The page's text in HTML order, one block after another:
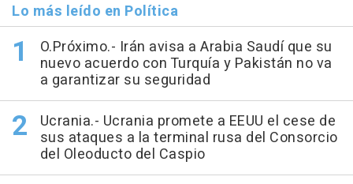
Lo más leído en Política
O.Próximo.- Irán avisa a Arabia Saudí que su
nuevo acuerdo con Turquía y Pakistán no va
a garantizar su seguridad
Ucrania.- Ucrania promete a EEUU el cese de
sus ataques a la terminal rusa del Consorcio
del Oleoducto del Caspio